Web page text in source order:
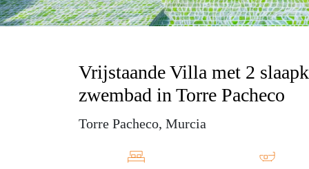
Vrijstaande Villa met 2
zwembad in Torre Pacheco
Torre Pacheco, Murcia